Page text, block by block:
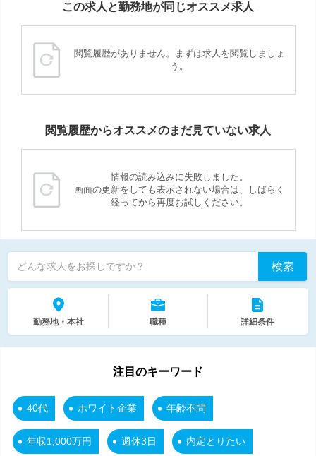
この求人と勤務地が同じオススメ求人
閲覧履歴がありません。まずは求人を閲覧しましょ
う。
閲覧履歴からオススメのまだ見ていない求人
情報の読み込みに失敗しました。
画面の更新をしても表示されない場合は、しばらく
経ってから再度お試しください。
どんな求人をお探しですか？ 検索
勤務地・本社 職種 詳細条件
注目のキーワード
40代 ホワイト企業 年齢不問
年収1,000万円 週休3日 内定とりたい